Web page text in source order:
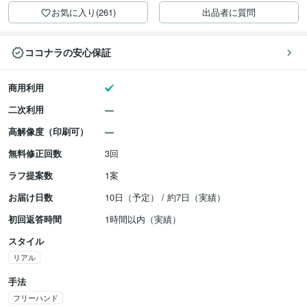
お気に入り(261) 出品者に質問
ココナラの安心保証
商用利用
二次利用
高解像度（印刷可）
無料修正回数
3回
ラフ提案数
1案
お届け日数
10日（予定） / 約7日（実績）
初回返答時間
1時間以内（実績）
スタイル
リアル
手法
フリーハンド